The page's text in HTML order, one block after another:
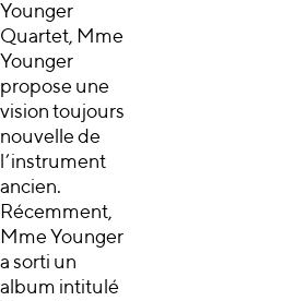
Younger
Quartet, Mme
Younger
propose une
vision toujours
nouvelle de
l’instrument
ancien.
Récemment,
Mme Younger
a sorti un
album intitulé